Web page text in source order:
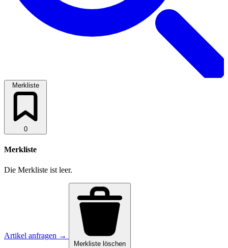
Merkliste
0
Merkliste
Die Merkliste ist leer.
Artikel anfragen →
Merkliste löschen